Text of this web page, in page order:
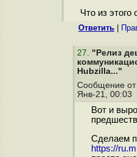
Что из этого
Ответить
27. "Релиз
Hubzilla..."
Сообщение от
Янв-21, 00:03
Вот и
Сделаем
https://